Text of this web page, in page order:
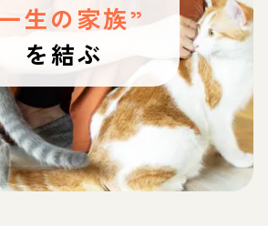
生の家族”
を結ぶ